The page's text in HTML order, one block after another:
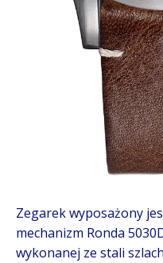
Zegarek wyposażony
mechanizm Ronda
wykonanej ze stali